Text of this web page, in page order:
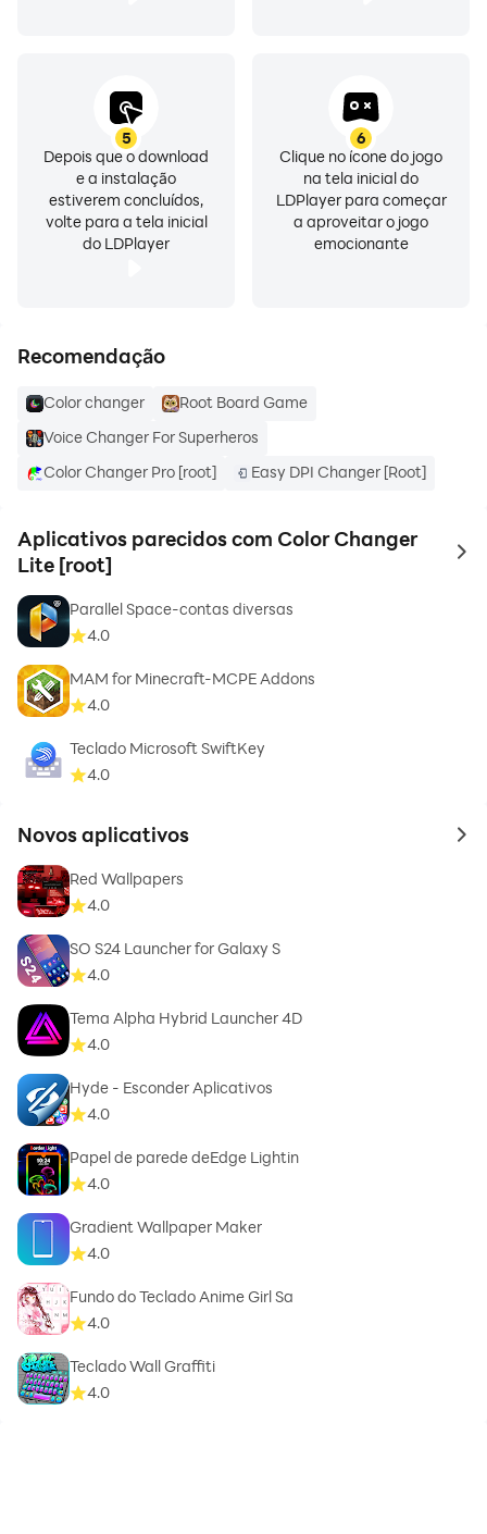
Note 2: As a safety measure, Color Changer's settings
are disabled on boot if you boot with device upside-
down.
5
Depois que o download
e a instalação
estiverem concluídos,
volte para a tela inicial
do LDPlayer
6
Clique no ícone do jogo
na tela inicial do
LDPlayer para começar
a aproveitar o jogo
emocionante
Recomendação
Color changer
Root Board Game
Voice Changer For Superheros
Color Changer Pro [root]
Easy DPI Changer [Root]
Aplicativos parecidos com Color Changer
Lite [root]
to
Parallel Space-contas diversas
4.0
MAM for Minecraft-MCPE Addons
4.0
Teclado Microsoft SwiftKey
4.0
Novos aplicativos to
Red Wallpapers
4.0
SO S24 Launcher for Galaxy S
4.0
Tema Alpha Hybrid Launcher 4D
4.0
Hyde - Esconder Aplicativos
4.0
Papel de parede deEdge Lightin
4.0
Gradient Wallpaper Maker
4.0
Fundo do Teclado Anime Girl Sa
4.0
Teclado Wall Graffiti
4.0